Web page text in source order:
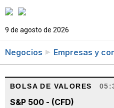
9 de agosto de 2026
Negocios Empresas y
BOLSA DE VALORES
S&P 500 - (CFD)